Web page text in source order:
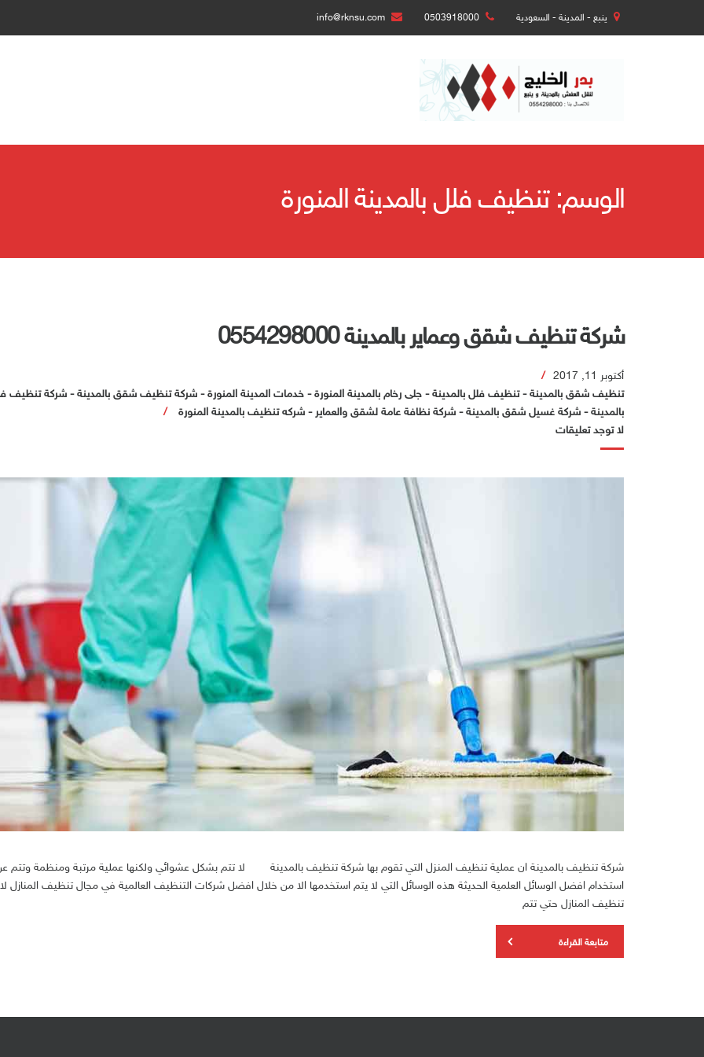
ينبع - المدينة - السعودية 0503918000
info@rknsu.com
الوسم:تنظيف فلل بالمدينة المنورة
شركة تنظيف شقق وعماير بالمدينة 0554298000
أكتوبر 11, 2017
تنظيف شقق بالمدينة-تنظيف فلل بالمدينة- جلى رخام بالمدينة المنورة- خدمات المدينة المنورة- شركة تنظيف شقق بالمدينة- شركة تنظيف
بالمدينة- شركة غسيل شقق بالمدينة- شركة نظافة عامة لشقق والعماير - شركه تنظيف بالمدينة المنورة
لا توجد تعليقات
شركة تنظيف بالمدينة ان عملية تنظيف المنزل التي تقوم بها شركة تنظيف بالمدينة لا تتم بشكل عشوائي ولكنها عملية مرتبة ومنظمة وتتم
استخدام افضل الوسائل العلمية الحديثة هذه الوسائل التي لا يتم استخدمها الا من خلال افضل شركات التنظيف العالمية في مجال تنظيف المنازل
تنظيف المنازل حتي تتم
متابعة القراءة